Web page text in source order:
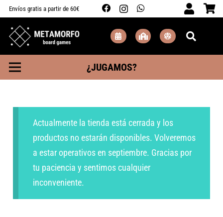
Envíos gratis a partir de 60€
¿JUGAMOS?
Actualmente la tienda está cerrada y los
productos no estarán disponibles. Volveremos
a estar operativos en septiembre. Gracias por
tu paciencia y sentimos cualquier
inconveniente.